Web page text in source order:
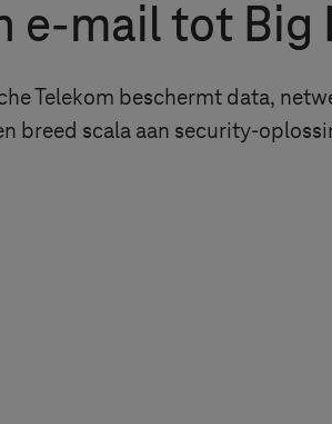
e-mail tot Big
Telekom beschermt data,
breed scala aan security-